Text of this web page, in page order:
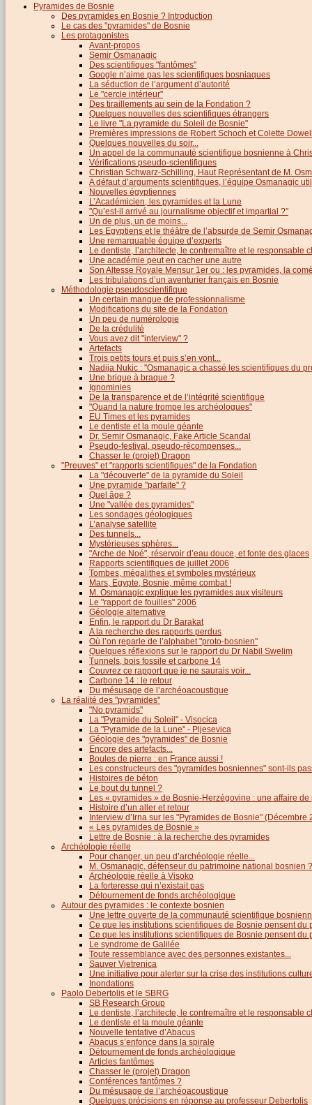
Pyramides de Bosnie
Des pyramides en Bosnie ? Introduction
Le cas des "pyramides" de Bosnie
Les protagonistes
Avant-propos
Semir Osmanagic
Des scientifiques "fantômes"
Google n’aime pas les scientifiques bosniaques
La séduction de l’argument d’autorité
Le "cercle intérieur"
Des tiraillements au sein de la Fondation ?
Quelques nouvelles des scientifiques étrangers
Le livre "La pyramide du Soleil de Bosnie"
Premières impressions de Robert Schoch et Colette
Quelques nouvelles du soir...
Un appel de la communauté scientifique bosnienne à
Vérifications pseudo-scientifiques
Christian Schwarz-Schilling, Haut Représentant de M.
A défaut d’arguments scientifiques, l’équipe Osmanagic
Nouvelles égyptiennes
L’Académicien, les pyramides et la Lune
"Qu’est-il arrivé au journalisme objectif et impartial ?"
Un de plus, un de moins...
Les Egyptiens et le théâtre de l’absurde de Semir
Une remarquable équipe d’experts
Le dentiste, l’architecte, le contremaître et le responsable
Une académie peut en cacher une autre
Son Altesse Royale Mensur 1er ou : les pyramides, la
Les tribulations d’un aventurier français en Bosnie
Méthodologie pseudoscientifique
Un certain manque de professionnalisme
Modifications du site de la Fondation
Un peu de numérologie
De la crédulité
Vous avez dit "interview" ?
Artefacts
Trois petits tours et puis s’en vont...
Nadija Nukic : "Osmanagic a chassé les scientifiques du
Une brique à braque ?
Ignominies
De la transparence et de l’intégrité scientifique
"Quand la nature trompe les archéologues"
EU Times et les pyramides
Le dentiste et la moule géante
Dr. Semir Osmanagic, Fake Article Scandal
Pseudo-festival, pseudo-récompenses...
Chasser le (projet) Dragon
"Preuves" et "rapports scientifiques" de la Fondation
La "découverte" de la pyramide du Soleil
Une pyramide "parfaite" ?
Quel âge ?
Une "vallée des pyramides"
Les sondages géologiques
L’analyse satellite
Des tunnels...
Mystérieuses sphères...
"Arche de Noé", réservoir d’eau douce, et fonte des glaces
Rapports scientifiques de juillet 2006
Tombes, mégalithes et symboles mystérieux
Mars, Egypte, Bosnie, même combat !
M. Osmanagic explique les pyramides aux visiteurs
Le "rapport de fouilles" 2006
Géologie alternative
Enfin, le rapport du Dr Barakat
A la recherche des rapports perdus
Où l’on reparle de l’alphabet "proto-bosnien"
Quelques réflexions sur le rapport du Dr Nabil Swelim
Tunnels, bois fossile et carbone 14
Couvrez ce rapport que je ne saurais voir...
Carbone 14 : le retour
Du mésusage de l’archéoacoustique
La réalité des "pyramides"
"No pyramids"
La "Pyramide du Soleil" - Visocica
La "Pyramide de la Lune" - Pljesevica
Géologie des "pyramides" de Bosnie
Encore des artefacts...
Boules de pierre : en France aussi !
Les constructeurs des "pyramides bosniennes" sont-ils
Histoires de béton
Le bout du tunnel ?
Les « pyramides » de Bosnie-Herzégovine : une affaire
Histoire d’un aller et retour
Interview d’Irna sur les "Pyramides de Bosnie" (Décembre
« Les pyramides de Bosnie »
Lettre de Bosnie : à la recherche des pyramides
Archéologie réelle
Pour changer, un peu d’archéologie réelle...
M. Osmanagic, défenseur du patrimoine national bosnien ?
Archéologie réelle à Visoko
La forteresse qui n’existait pas
Détournement de fonds archéologique
Autour des pyramides : le contexte bosnien
Une lettre ouverte de la communauté scientifique
Ce que les institutions scientifiques de Bosnie pensent du
Ce que les institutions scientifiques de Bosnie pensent du
Le syndrome de Galilée
Toute ressemblance avec des personnes existantes...
Sauver Vjetrenica
Une initiative pour alerter sur la crise des institutions
Inondations
Paolo Debertolis et le SBRG
SB Research Group
Le dentiste, l’architecte, le contremaître et le responsable
Le dentiste et la moule géante
Nouvelle tentative d’Abacus
Abacus s’enfonce dans la spirale
Détournement de fonds archéologique
Articles fantômes
Chasser le (projet) Dragon
Conférences fantômes ?
Du mésusage de l’archéoacoustique
Quelques précisions en réponse au professeur Debertolis